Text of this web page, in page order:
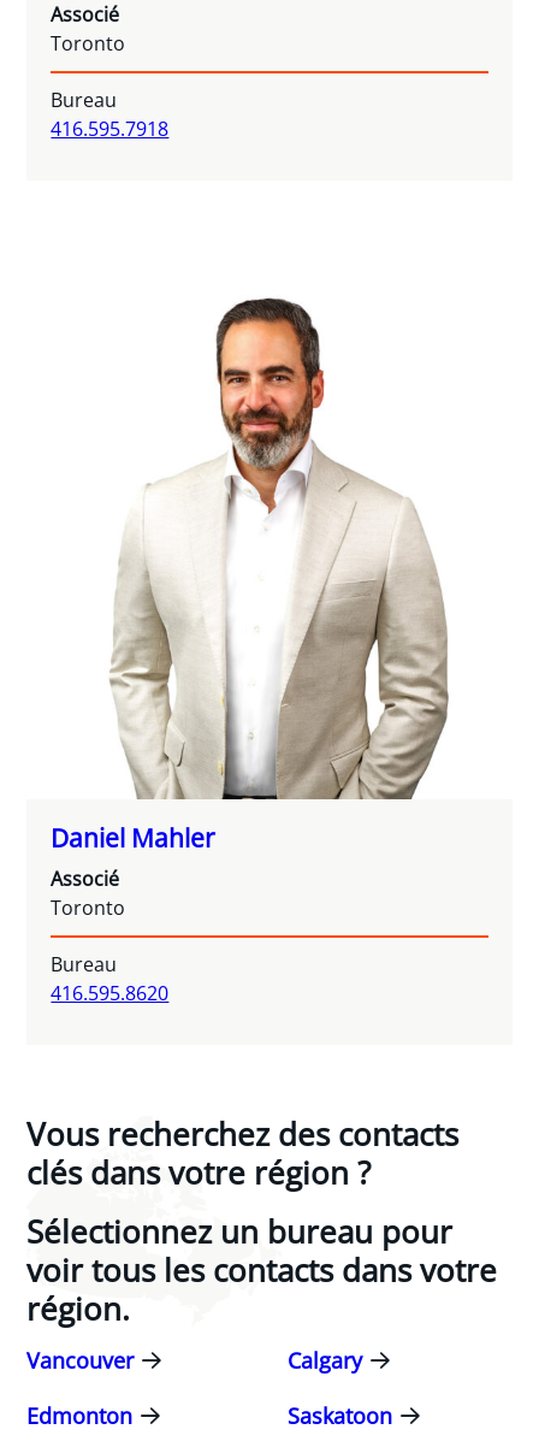
Associé
Toronto
Bureau
416.595.7918
Daniel Mahler
Associé
Toronto
Bureau
416.595.8620
Vous recherchez des contacts
clés dans votre région ?
Sélectionnez un bureau pour
voir tous les contacts dans votre
région.
Vancouver
Calgary
Edmonton
Saskatoon